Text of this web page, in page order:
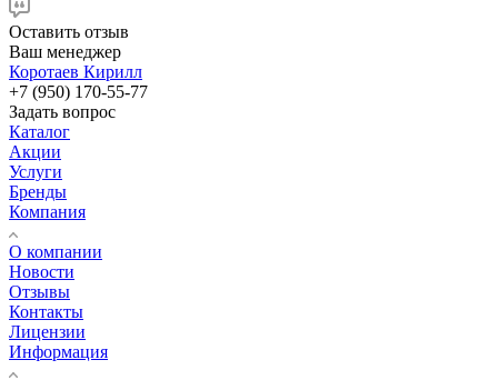
Оставить отзыв
Ваш менеджер
Коротаев Кирилл
+7 (950) 170-55-77
Задать вопрос
Каталог
Акции
Услуги
Бренды
Компания
О компании
Новости
Отзывы
Контакты
Лицензии
Информация